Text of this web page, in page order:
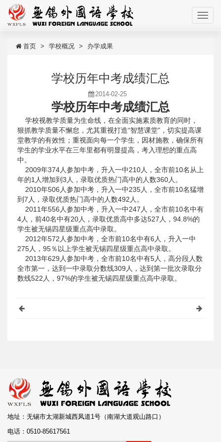
首页 学校概况 办学成果
学校历年中考成绩汇总
2014-02-25
学校历年中考成绩汇总
学校视教学质量为生命线，在全面实施素质教育的同时，
狠抓教学质量不懈怠，尤其重视打造“智慧课堂”，切实提高课
堂教学的有效性；重视面向每一个学生，因材施教，确保所有
学生的学业水平在三年里都有明显提高，考入理想的重点高
中。
2009年374人参加中考，升入一中210人，全市前10名从上
年的1人增加到3人，录取优质热门高中的人数360人。
2010年506人参加中考，升入一中235人，全市前10名猛增
到7人，录取优质热门高中的人数492人。
2011年556人参加中考，升入一中247人，全市前10名中有
4人，前40名中有20人，录取优质高中多达527人，94.8%的
学生被无锡四星级重点高中录取。
2012年572人参加中考，全市前10名中有6人，升入一中
275人，95％以上学生被无锡四星级重点高中录取。
2013年629人参加中考，全市前10名中有5人，高分段人数
全市第一，达到一中录取分数线309人，达到第一批次录取分
数线522人，97%的学生被无锡四星级重点高中录取。
地址：无锡市太湖新城西凤道1号（南湖大道观山路口）
电话：0510-85617561